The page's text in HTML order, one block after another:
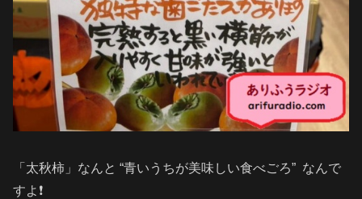
「太秋柿」なんと “青いうちが美味しい食べごろ” なんで
すよ❗️